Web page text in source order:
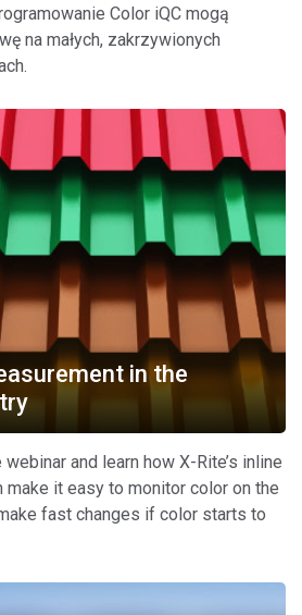
Color iQC mogą
na małych, zakrzywionych
in the
and learn how X-Rite’s inline
it easy to monitor color on the
fast changes if color starts to